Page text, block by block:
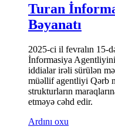
Turan
Bəyanatı
2025-ci il fevralın 15-
İnformasiya
iddialar irəli sürülən
müəllif agentliyi Qərb
strukturların
etməyə cəhd edir.
Ardını oxu